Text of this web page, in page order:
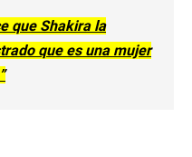
que Shakira la
que es una mujer